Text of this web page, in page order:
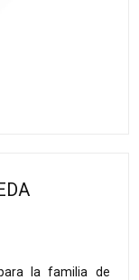
la familia de